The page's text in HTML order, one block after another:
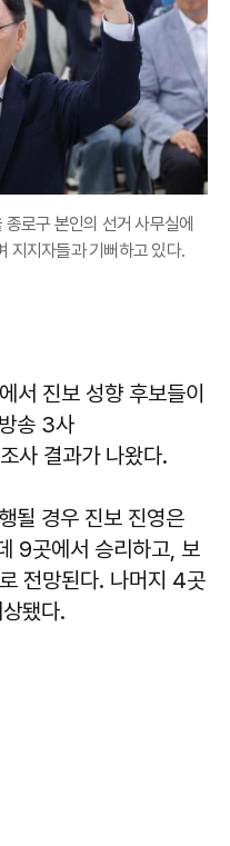
로구 본인의 선거 사무실에
지지자들과 기뻐하고 있다.
서 진보 성향 후보들이
송 3사
사 결과가 나왔다.
될 경우 진보 진영은
9곳에서 승리하고, 보
전망된다. 나머지 4곳
됐다.